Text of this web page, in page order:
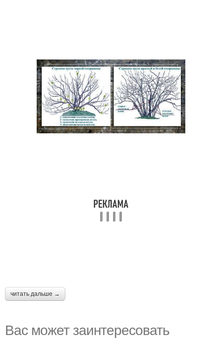
читать дальше →
Вас может заинтересовать